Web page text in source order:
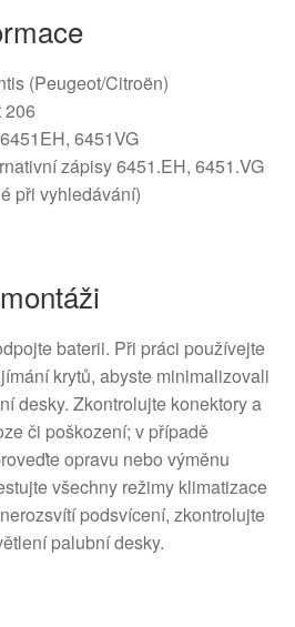
(Peugeot/Citroën)
206
6451VG
zápisy 6451.EH, 6451.VG
při vyhledávání)
baterii. Při práci používejte
krytů, abyste minimalizovali
desky. Zkontrolujte konektory a
či poškození; v případě
opravu nebo výměnu
všechny režimy klimatizace
podsvícení, zkontrolujte
palubní desky.